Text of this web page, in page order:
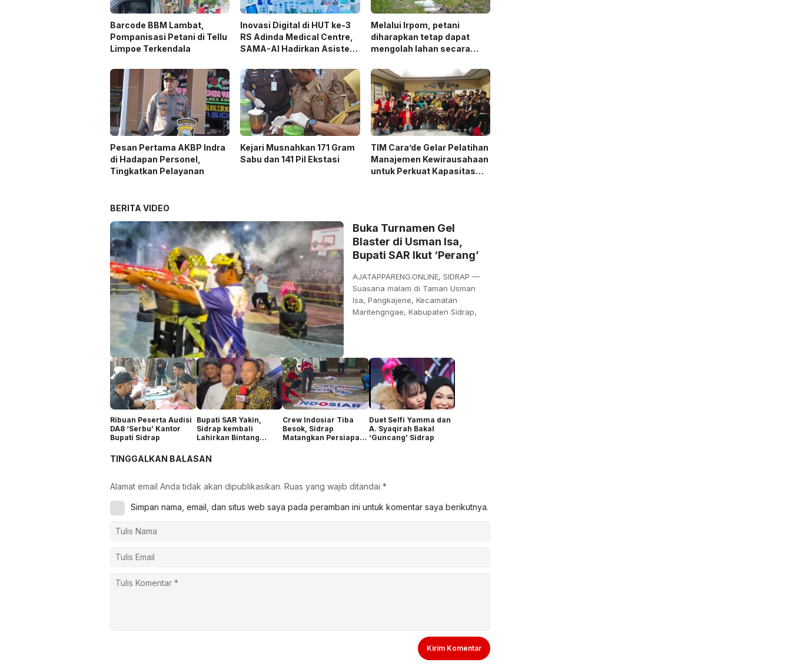
Barcode BBM Lambat,
Pompanisasi Petani di Tellu
Limpoe Terkendala
Inovasi Digital di HUT ke-3
RS Adinda Medical Centre,
SAMA-AI Hadirkan Asisten
Melalui Irpom, petani
diharapkan tetap dapat
mengolah lahan secara
keterbatasan air.
Pesan Pertama AKBP Indra
di Hadapan Personel,
Tingkatkan Pelayanan
Kejari Musnahkan 171 Gram
Sabu dan 141 Pil Ekstasi
TIM Cara’de Gelar Pelatihan
Manajemen Kewirausahaan
untuk Perkuat Kapasitas
BERITA VIDEO
Buka Turnamen Gel
Blaster di Usman Isa,
Bupati SAR Ikut ‘Perang’
AJATAPPARENG.ONLINE, SIDRAP —
Suasana malam di Taman Usman
Isa, Pangkajene, Kecamatan
Maritengngae, Kabupaten Sidrap,
Ribuan Peserta Audisi
DA8 ‘Serbu’ Kantor
Bupati Sidrap
Bupati SAR Yakin,
Sidrap kembali
Lahirkan Bintang
Crew Indosiar Tiba
Besok, Sidrap
Matangkan Persiapan
Duet Selfi Yamma dan
A. Syaqirah Bakal
‘Guncang’ Sidrap
TINGGALKAN BALASAN
Alamat email Anda tidak akan dipublikasikan. Ruas yang wajib ditandai *
Simpan nama, email, dan situs web saya pada peramban ini untuk komentar saya berikutnya.